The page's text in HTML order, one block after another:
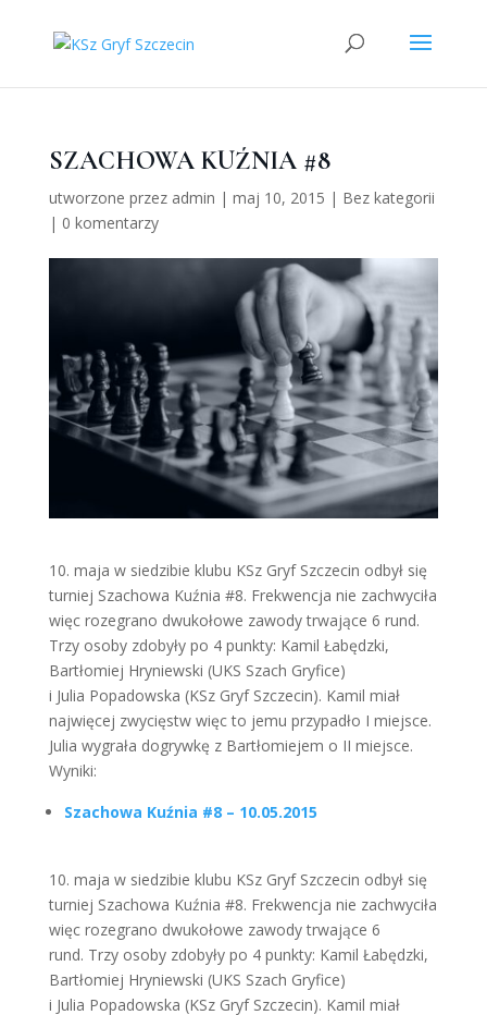
SZACHOWA KUŹNIA #8
utworzone przez admin | maj 10, 2015 | Bez kategorii
| 0 komentarzy
10. maja w siedzibie klubu KSz Gryf Szczecin odbył się
turniej Szachowa Kuźnia #8. Frekwencja nie zachwyciła
więc rozegrano dwukołowe zawody trwające 6 rund.
Trzy osoby zdobyły po 4 punkty: Kamil Łabędzki,
Bartłomiej Hryniewski (UKS Szach Gryfice)
i Julia Popadowska (KSz Gryf Szczecin). Kamil miał
najwięcej zwycięstw więc to jemu przypadło I miejsce.
Julia wygrała dogrywkę z Bartłomiejem o II miejsce.
Wyniki:
Szachowa Kuźnia #8 – 10.05.2015
10. maja w siedzibie klubu KSz Gryf Szczecin odbył się
turniej Szachowa Kuźnia #8. Frekwencja nie zachwyciła
więc rozegrano dwukołowe zawody trwające 6
rund. Trzy osoby zdobyły po 4 punkty: Kamil Łabędzki,
Bartłomiej Hryniewski (UKS Szach Gryfice)
i Julia Popadowska (KSz Gryf Szczecin). Kamil miał